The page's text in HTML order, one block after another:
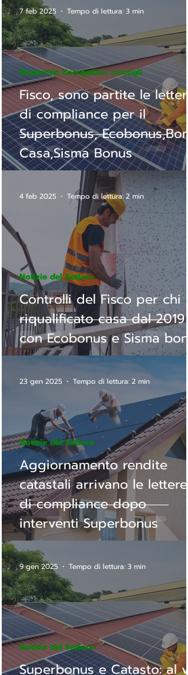
Fisco, sono partite le lettere
di compliance per il
Superbonus,
Casa,Sisma Bonus
Risparmio Energetico: consigli
7 feb 2025 Tempo di lettura: 3 min
Controlli del Fisco per chi
riqualificato casa dal 2019
con Ecobonus e Sisma
Notizie del Settore
4 feb 2025 Tempo di lettura: 2 min
Aggiornamento rendite
catastali arrivano le lettere
di compliance dopo
interventi Superbonus
Notizie del Settore
23 gen 2025 Tempo di lettura: 2 min
Superbonus e Catasto: al
Notizie del Settore
9 gen 2025 Tempo di lettura: 3 min